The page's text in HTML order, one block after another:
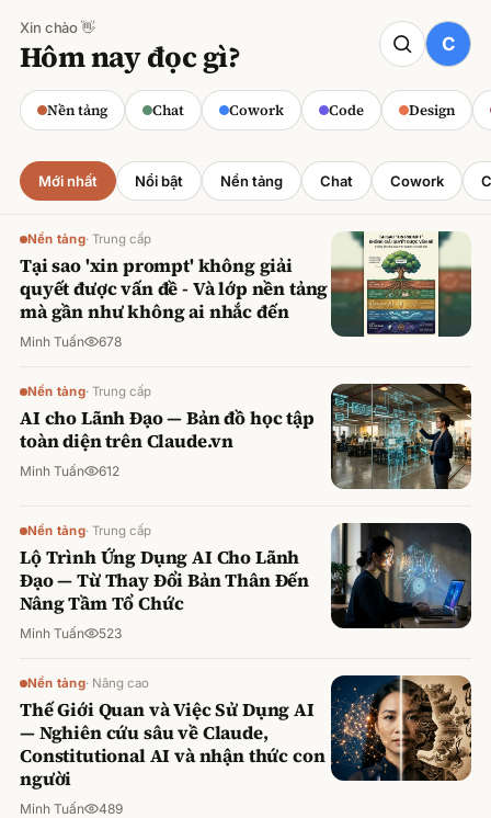
Xin chào 👋
Hôm nay đọc gì?
Nền tảng Chat Cowork Code Design
CODE
Claude cho Sales: Dự báo doanh số
chính xác
Minh Tuấn ·800 lượt xem
Mới nhất Nổi bật Nền tảng Chat Cowork
Nền tảng· Trung cấp
Tại sao 'xin prompt' không giải
quyết được vấn đề - Và lớp nền tảng
mà gần như không ai nhắc đến
Minh Tuấn 678
Nền tảng· Trung cấp
AI cho Lãnh Đạo — Bản đồ học tập
toàn diện trên Claude.vn
Minh Tuấn 612
Nền tảng· Trung cấp
Lộ Trình Ứng Dụng AI Cho Lãnh
Đạo — Từ Thay Đổi Bản Thân Đến
Nâng Tầm Tổ Chức
Minh Tuấn 523
Nền tảng· Nâng cao
Thế Giới Quan và Việc Sử Dụng AI
— Nghiên cứu sâu về Claude,
Constitutional AI và nhận thức con
người
Minh Tuấn 489